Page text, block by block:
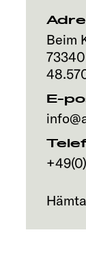
Beim
73340
E-